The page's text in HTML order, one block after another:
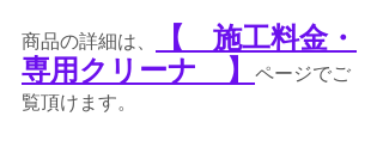
商品の詳細は、
【　施工料金・
専用クリーナ　】
ページでご
覧頂けます。